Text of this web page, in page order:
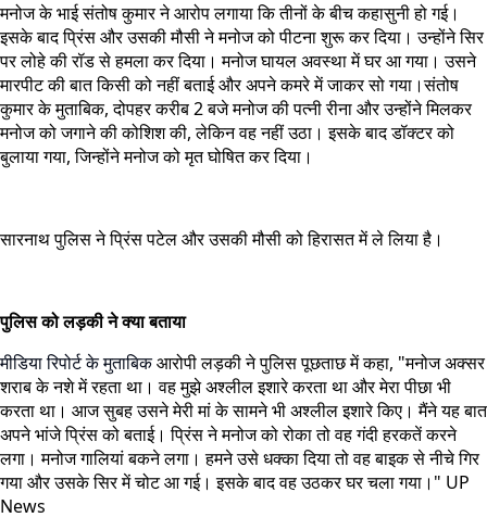
मनोज के भाई संतोष कुमार ने आरोप लगाया कि तीनों के बीच कहासुनी हो गई।
इसके बाद प्रिंस और उसकी मौसी ने मनोज को पीटना शुरू कर दिया। उन्होंने सिर
पर लोहे की रॉड से हमला कर दिया। मनोज घायल अवस्था में घर आ गया। उसने
मारपीट की बात किसी को नहीं बताई और अपने कमरे में जाकर सो गया।संतोष
कुमार के मुताबिक, दोपहर करीब 2 बजे मनोज की पत्नी रीना और उन्होंने मिलकर
मनोज को जगाने की कोशिश की, लेकिन वह नहीं उठा। इसके बाद डॉक्टर को
बुलाया गया, जिन्होंने मनोज को मृत घोषित कर दिया।
सारनाथ पुलिस ने प्रिंस पटेल और उसकी मौसी को हिरासत में ले लिया है।
पुलिस को लड़की ने क्या बताया
मीडिया रिपोर्ट के मुताबिकआरोपी लड़की ने पुलिस पूछताछ में कहा, "मनोज अक्सर
शराब के नशे में रहता था। वह मुझे अश्लील इशारे करता था और मेरा पीछा भी
करता था। आज सुबह उसने मेरी मां के सामने भी अश्लील इशारे किए। मैंने यह बात
अपने भांजे प्रिंस को बताई। प्रिंस ने मनोज को रोका तो वह गंदी हरकतें करने
लगा। मनोज गालियां बकने लगा। हमने उसे धक्का दिया तो वह बाइक से नीचे गिर
गया और उसके सिर में चोट आ गई। इसके बाद वह उठकर घर चला गया।" UP
News